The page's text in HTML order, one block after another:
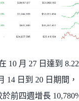
10 月 27 日達到
14 日到 20 日期間，
前四週增長